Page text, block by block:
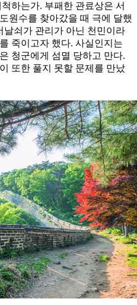
하는가. 부패한 관료상은 서
원수를 찾아갔을 때 극에 달했
날쇠가 관리가 아닌 천민이라
죽이고자 했다. 사실인지는
청군에게 섬멸 당하고 만다.
또한 풀지 못할 문제를 만났